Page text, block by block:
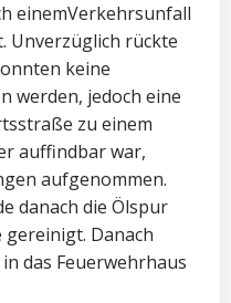
einemVerkehrsunfall
Unverzüglich rückte
keine
werden, jedoch eine
zu einem
auffindbar war,
aufgenommen.
danach die Ölspur
Danach
das Feuerwehrhaus